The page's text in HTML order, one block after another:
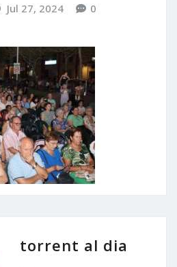
Jul 27, 2024 0
torrent al dia